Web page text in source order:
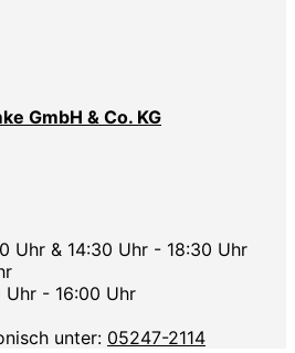
GmbH & Co. KG
Uhr & 14:30 Uhr - 18:30 Uhr
- 16:00 Uhr
unter: 05247-2114